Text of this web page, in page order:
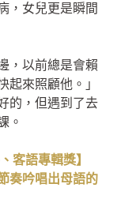
，女兒更是瞬間
，以前總是會賴
起來照顧他。」
的，但遇到了去
。
客語專輯獎】
奏吟唱出母語的